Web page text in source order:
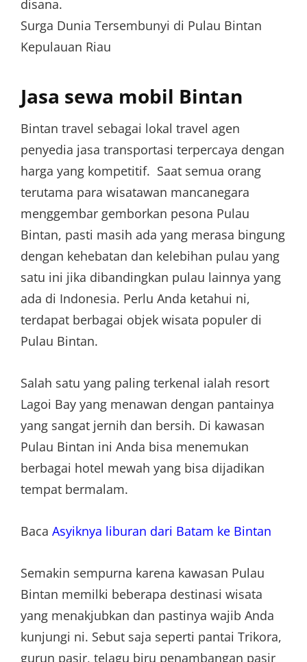
disana.
Surga Dunia Tersembunyi di Pulau Bintan
Kepulauan Riau
Jasa sewa mobil Bintan
Bintan travel sebagai lokal travel agen
penyedia jasa transportasi terpercaya dengan
harga yang kompetitif. Saat semua orang
terutama para wisatawan mancanegara
menggembar gemborkan pesona Pulau
Bintan, pasti masih ada yang merasa bingung
dengan kehebatan dan kelebihan pulau yang
satu ini jika dibandingkan pulau lainnya yang
ada di Indonesia. Perlu Anda ketahui ni,
terdapat berbagai objek wisata populer di
Pulau Bintan.
Salah satu yang paling terkenal ialah resort
Lagoi Bay yang menawan dengan pantainya
yang sangat jernih dan bersih. Di kawasan
Pulau Bintan ini Anda bisa menemukan
berbagai hotel mewah yang bisa dijadikan
tempat bermalam.
Baca Asyiknya liburan dari Batam ke Bintan
Semakin sempurna karena kawasan Pulau
Bintan memilki beberapa destinasi wisata
yang menakjubkan dan pastinya wajib Anda
kunjungi ni. Sebut saja seperti pantai Trikora,
gurun pasir, telagu biru penambangan pasir